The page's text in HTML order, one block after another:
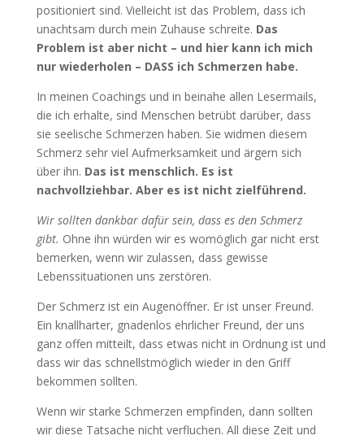
positioniert sind. Vielleicht ist das Problem, dass ich
unachtsam durch mein Zuhause schreite. Das
Problem ist aber nicht – und hier kann ich mich
nur wiederholen – DASS ich Schmerzen habe.
In meinen Coachings und in beinahe allen Lesermails,
die ich erhalte, sind Menschen betrübt darüber, dass
sie seelische Schmerzen haben. Sie widmen diesem
Schmerz sehr viel Aufmerksamkeit und ärgern sich
über ihn. Das ist menschlich. Es ist
nachvollziehbar. Aber es ist nicht zielführend.
Wir sollten dankbar dafür sein, dass es den Schmerz
gibt. Ohne ihn würden wir es womöglich gar nicht erst
bemerken, wenn wir zulassen, dass gewisse
Lebenssituationen uns zerstören.
Der Schmerz ist ein Augenöffner. Er ist unser Freund.
Ein knallharter, gnadenlos ehrlicher Freund, der uns
ganz offen mitteilt, dass etwas nicht in Ordnung ist und
dass wir das schnellstmöglich wieder in den Griff
bekommen sollten.
Wenn wir starke Schmerzen empfinden, dann sollten
wir diese Tatsache nicht verfluchen. All diese Zeit und